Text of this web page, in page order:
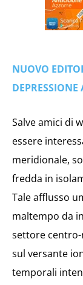
NUOVO
Salve amici di
essere
meridionale,
fredda in
Tale afflusso
maltempo da
settore
sul versante
temporali